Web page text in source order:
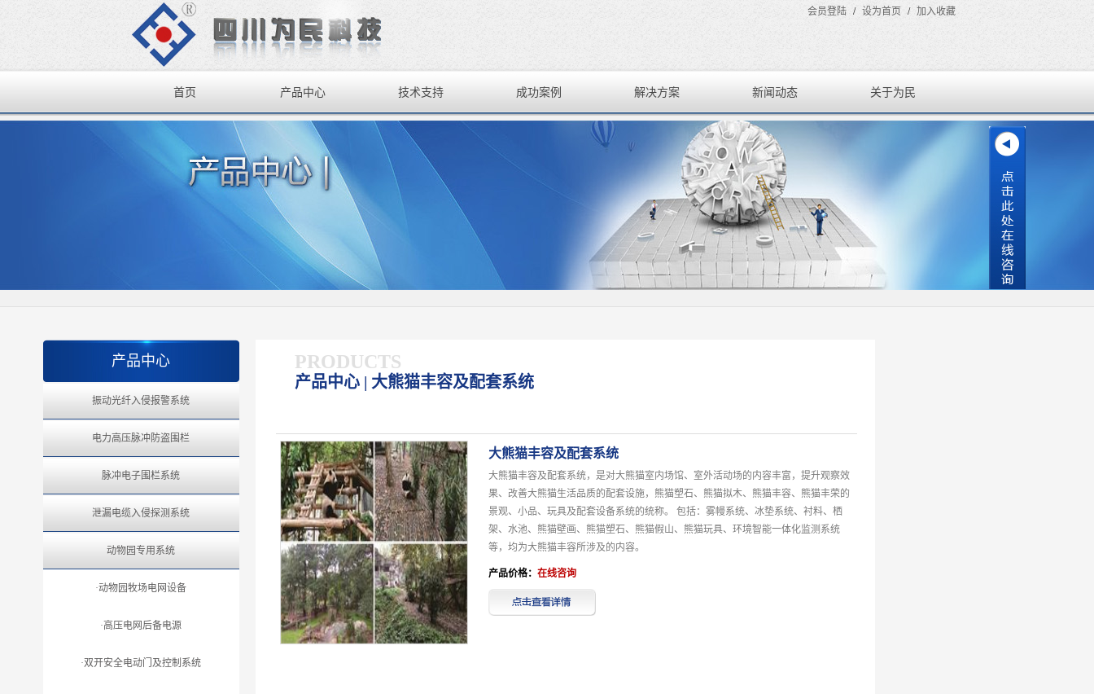
会员登陆 / 设为首页 / 加入收藏
首页 产品中心 技术支持 成功案例 解决方案 新闻动态 关于为民
产品中心
振动光纤入侵报警系统
电力高压脉冲防盗围栏
脉冲电子围栏系统
泄漏电缆入侵探测系统
动物园专用系统
·动物园牧场电网设备
·高压电网后备电源
·双开安全电动门及控制系统
PRODUCTS
产品中心 | 大熊猫丰容及配套系统
大熊猫丰容及配套系统
大熊猫丰容及配套系统，是对大熊猫室内场馆、室外活动场的内容丰富，提升观察效
果、改善大熊猫生活品质的配套设施，熊猫塑石、熊猫拟木、熊猫丰容、熊猫丰荣的
景观、小品、玩具及配套设备系统的统称。 包括：雾幔系统、冰垫系统、衬料、栖
架、水池、熊猫壁画、熊猫塑石、熊猫假山、熊猫玩具、环境智能一体化监测系统
等，均为大熊猫丰容所涉及的内容。
产品价格： 在线咨询